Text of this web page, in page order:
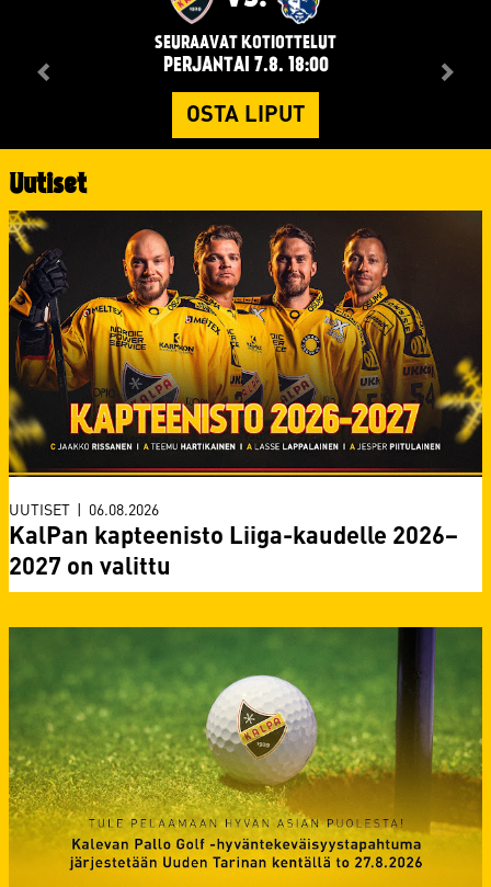
SEURAAVAT KOTIOTTELUT
PERJANTAI 7.8. 18:00
OSTA LIPUT
Uutiset
KalPan kapteenisto Liiga-kaudelle 2026–
2027 on valittu
UUTISET | 06.08.2026